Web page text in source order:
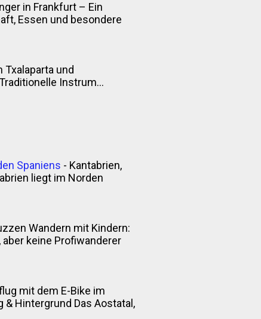
in Frankfurt – Ein
Essen und besondere
und
Instrum...
Spaniens - Kantabrien,
liegt im Norden
Wandern mit Kindern:
keine Profiwanderer
mit dem E-Bike im
Hintergrund Das Aostatal,